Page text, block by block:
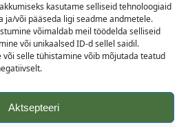
kasutame selliseid tehnoloogiaid
ja/või pääseda ligi seadme andmetele.
võimaldab meil töödelda selliseid
või unikaalsed ID-d sellel saidil.
selle tühistamine võib mõjutada teatud
Aktsepteeri